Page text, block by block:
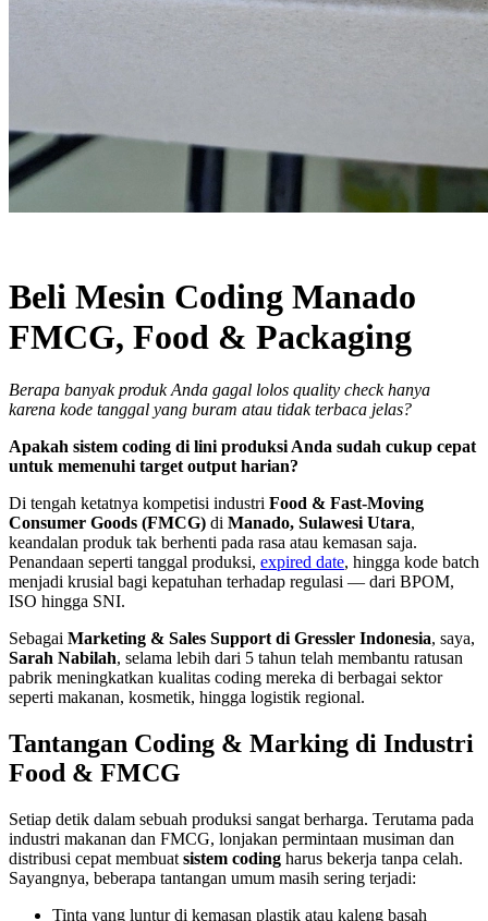
Beli Mesin Coding Manado
FMCG, Food & Packaging
Berapa banyak produk Anda gagal lolos quality check hanya
karena kode tanggal yang buram atau tidak terbaca jelas?
Apakah sistem coding di lini produksi Anda sudah cukup cepat
untuk memenuhi target output harian?
Di tengah ketatnya kompetisi industri Food & Fast-Moving
Consumer Goods (FMCG) di Manado, Sulawesi Utara,
keandalan produk tak berhenti pada rasa atau kemasan saja.
Penandaan seperti tanggal produksi, expired date, hingga kode batch
menjadi krusial bagi kepatuhan terhadap regulasi — dari BPOM,
ISO hingga SNI.
Sebagai Marketing & Sales Support di Gressler Indonesia, saya,
Sarah Nabilah, selama lebih dari 5 tahun telah membantu ratusan
pabrik meningkatkan kualitas coding mereka di berbagai sektor
seperti makanan, kosmetik, hingga logistik regional.
Tantangan Coding & Marking di Industri
Food & FMCG
Setiap detik dalam sebuah produksi sangat berharga. Terutama pada
industri makanan dan FMCG, lonjakan permintaan musiman dan
distribusi cepat membuat sistem coding harus bekerja tanpa celah.
Sayangnya, beberapa tantangan umum masih sering terjadi:
Tinta yang luntur di kemasan plastik atau kaleng basah